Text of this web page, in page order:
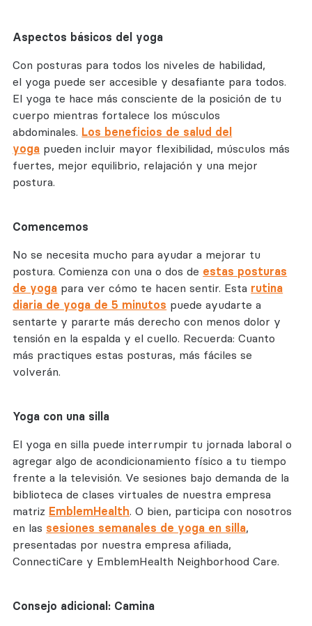
Aspectos básicos del yoga
Con posturas para todos los niveles de habilidad,
el yoga puede ser accesible y desafiante para todos.
El yoga te hace más consciente de la posición de tu
cuerpo mientras fortalece los músculos
abdominales. Los beneficios de salud del
yoga pueden incluir mayor flexibilidad, músculos más
fuertes, mejor equilibrio, relajación y una mejor
postura.
Comencemos
No se necesita mucho para ayudar a mejorar tu
postura. Comienza con una o dos de estas posturas
de yoga para ver cómo te hacen sentir. Esta rutina
diaria de yoga de 5 minutos puede ayudarte a
sentarte y pararte más derecho con menos dolor y
tensión en la espalda y el cuello. Recuerda: Cuanto
más practiques estas posturas, más fáciles se
volverán.
Yoga con una silla
El yoga en silla puede interrumpir tu jornada laboral o
agregar algo de acondicionamiento físico a tu tiempo
frente a la televisión. Ve sesiones bajo demanda de la
biblioteca de clases virtuales de nuestra empresa
matriz EmblemHealth. O bien, participa con nosotros
en las sesiones semanales de yoga en silla,
presentadas por nuestra empresa afiliada,
ConnectiCare y EmblemHealth Neighborhood Care.
Consejo adicional: Camina